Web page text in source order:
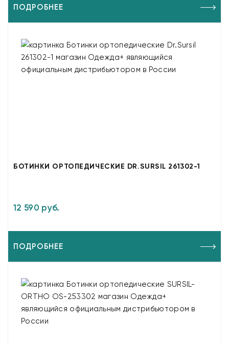
ПОДРОБНЕЕ
БОТИНКИ ОРТОПЕДИЧЕСКИЕ DR.SURSIL 261302-1
12 590 руб.
ПОДРОБНЕЕ